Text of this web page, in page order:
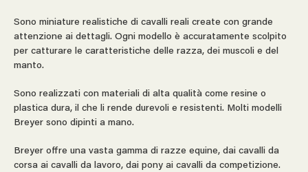
Sono miniature realistiche di cavalli reali create con grande
attenzione ai dettagli. Ogni modello è accuratamente scolpito
per catturare le caratteristiche delle razza, dei muscoli e del
manto.
Sono realizzati con materiali di alta qualità come resine o
plastica dura, il che li rende durevoli e resistenti. Molti modelli
Breyer sono dipinti a mano.
Breyer offre una vasta gamma di razze equine, dai cavalli da
corsa ai cavalli da lavoro, dai pony ai cavalli da competizione.